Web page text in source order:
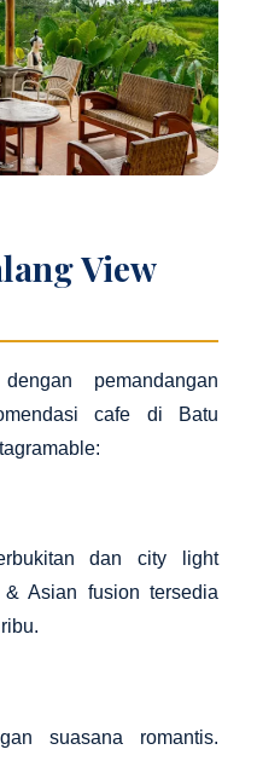
View
pemandangan
cafe di Batu
dan city light
Asian fusion tersedia
suasana romantis.